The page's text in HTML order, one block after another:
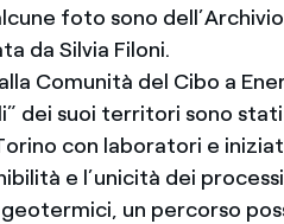
foto sono
da Silvia Filoni.
Comunità del Cibo a
dei suoi territori sono
con laboratori e
e l’unicità dei
un percorso